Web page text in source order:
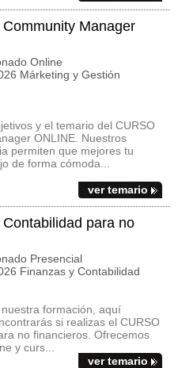
Manager
Online
Márketing y Gestión
y el temario del CURSO
ONLINE. Nuestros
permiten que mejores tu
de forma cómoda...
ver temario
para no
Presencial
Finanzas y Contabilidad
formación, aquí
si realizas el CURSO
no financieros. Ofrecemos
y curs...
ver temario